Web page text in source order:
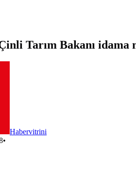
Tarım Bakanı idama
Habervitrini
•